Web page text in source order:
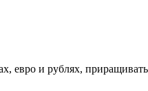
евро и рублях,